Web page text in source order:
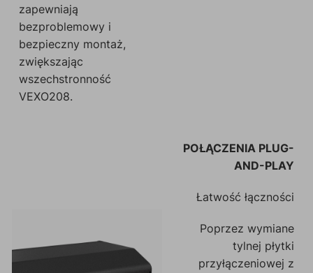
zapewniają
bezproblemowy i
bezpieczny montaż,
zwiększając
wszechstronność
VEXO208.
POŁĄCZENIA PLUG-
AND-PLAY
Łatwość łączności
Poprzez wymiane
tylnej płytki
przyłączeniowej z